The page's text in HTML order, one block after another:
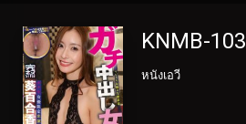
KNMB-103
หนังเอวี